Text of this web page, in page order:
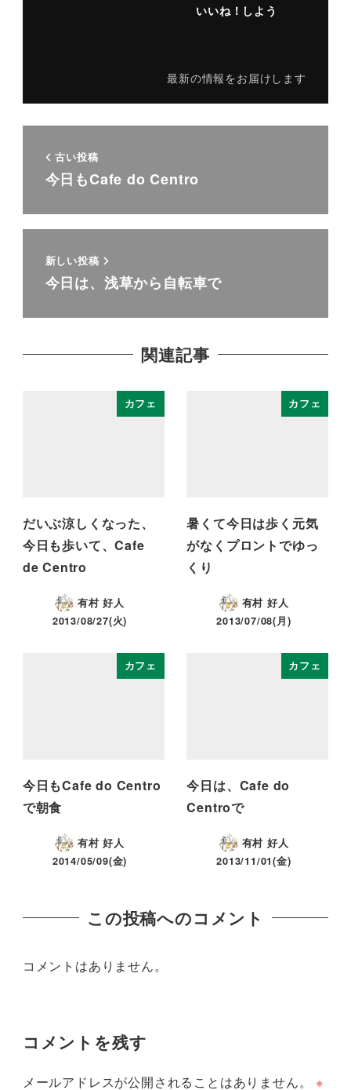
いいね！しよう
最新の情報をお届けします
古い投稿
今日もCafe do Centro
新しい投稿
今日は、浅草から自転車で
関連記事
カフェ
だいぶ涼しくなった、
今日も歩いて、Cafe
de Centro
有村 好人
2013/08/27(火)
カフェ
暑くて今日は歩く元気
がなくプロントでゆっ
くり
有村 好人
2013/07/08(月)
カフェ
今日もCafe do Centro
で朝食
有村 好人
2014/05/09(金)
カフェ
今日は、Cafe do
Centroで
有村 好人
2013/11/01(金)
この投稿へのコメント
コメントはありません。
コメントを残す
メールアドレスが公開されることはありません。 ※